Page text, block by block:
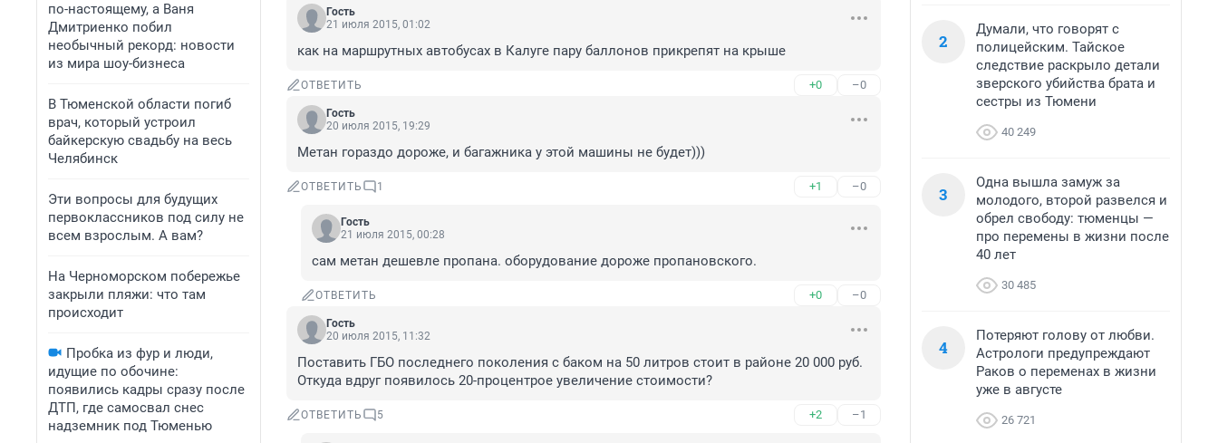
по-настоящему, а Ваня
Дмитриенко побил
необычный рекорд: новости
из мира шоу-бизнеса
В Тюменской области погиб
врач, который устроил
байкерскую свадьбу на весь
Челябинск
Эти вопросы для будущих
первоклассников под силу не
всем взрослым. А вам?
На Черноморском побережье
закрыли пляжи: что там
происходит
Пробка из фур и люди,
идущие по обочине:
появились кадры сразу после
ДТП, где самосвал снес
надземник под Тюменью
Гость
21 июля 2015, 01:02
как на маршрутных автобусах в Калуге пару баллонов прикрепят на крыше
ОТВЕТИТЬ +0 –0
Гость
20 июля 2015, 19:29
Метан гораздо дороже, и багажника у этой машины не будет)))
ОТВЕТИТЬ 1 +1 –0
Гость
21 июля 2015, 00:28
сам метан дешевле пропана. оборудование дороже пропановского.
ОТВЕТИТЬ +0 –0
Гость
20 июля 2015, 11:32
Поставить ГБО последнего поколения с баком на 50 литров стоит в районе 20 000 руб.
Откуда вдруг появилось 20-процентрое увеличение стоимости?
ОТВЕТИТЬ 5 +2 –1
2
Думали, что говорят с
полицейским. Тайское
следствие раскрыло детали
зверского убийства брата и
сестры из Тюмени
40 249
3
Одна вышла замуж за
молодого, второй развелся и
обрел свободу: тюменцы —
про перемены в жизни после
40 лет
30 485
4
Потеряют голову от любви.
Астрологи предупреждают
Раков о переменах в жизни
уже в августе
26 721